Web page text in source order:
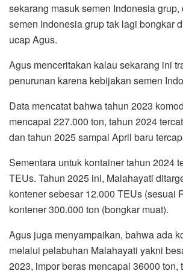
sekarang masuk semen Indonesia
semen Indonesia grup tak lagi bongkar
ucap Agus.
Agus menceritakan kalau sekarang ini
penurunan karena kebijakan semen
Data mencatat bahwa tahun 2023
mencapai 227.000 ton, tahun 2024
dan tahun 2025 sampai April baru
Sementara untuk kontainer tahun 2024
TEUs. Tahun 2025 ini, Malahayati
kontener sebesar 12.000 TEUs (sesuai
kontener 300.000 ton (bongkar muat).
Agus juga menyampaikan, bahwa ada
melalui pelabuhan Malahayati yakni
2023, impor beras mencapai 36000 ton,